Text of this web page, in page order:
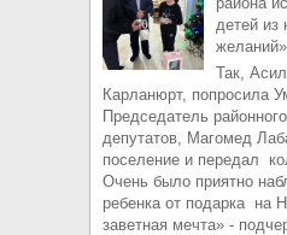
детей из
желаний»
Так,
Карланюрт, попросила
Председатель
депутатов, Магомед
поселение и передал
Очень было приятно
ребенка от подарка на
заветная мечта» -